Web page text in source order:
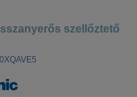
szellőztető